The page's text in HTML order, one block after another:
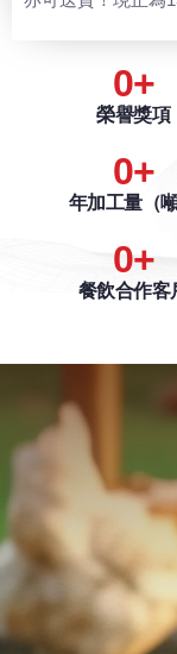
0+
榮譽獎項
0+
年加工量（噸
0+
餐飲合作客